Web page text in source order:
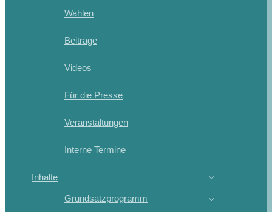
Wahlen
Beiträge
Videos
Für die Presse
Veranstaltungen
Interne Termine
Inhalte
Grundsatzprogramm